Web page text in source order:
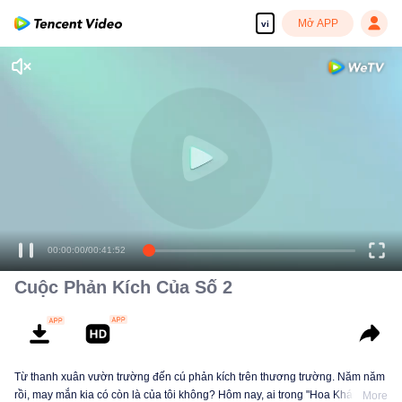
vi Mở APP
00:00:00/00:41:52
Cuộc Phản Kích Của Số 2
Từ thanh xuân vườn trường đến cú phản kích trên thương trường. Năm năm
rồi, may mắn kia có còn là của tôi không? Hôm nay, ai trong "Hoa Khánh"More